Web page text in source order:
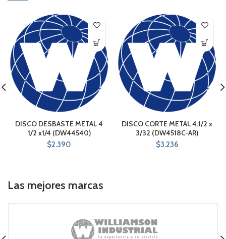
DISCO DESBASTE METAL 4
1/2 x1/4 (DW44540)
$2.390
DISCO CORTE METAL 4.1/2 x
3/32 (DW4518C-AR)
$3.236
Las mejores marcas